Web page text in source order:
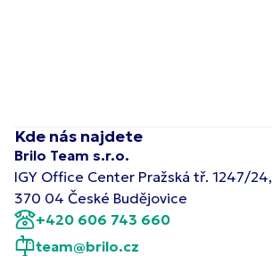
Kde nás najdete
Brilo Team s.r.o.
IGY Office Center Pražská tř. 1247/24,
370 04 České Budějovice
+420 606 743 660
team@brilo.cz